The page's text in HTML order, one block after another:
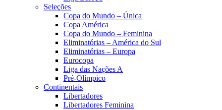
Seleções
Copa do Mundo – Única
Copa América
Copa do Mundo – Feminina
Eliminatórias – América do Sul
Eliminatórias – Europa
Eurocopa
Liga das Nações A
Pré-Olímpico
Continentais
Libertadores
Libertadores Feminina